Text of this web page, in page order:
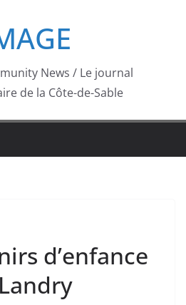
News / Le journal
de la Côte-de-Sable
d’enfance